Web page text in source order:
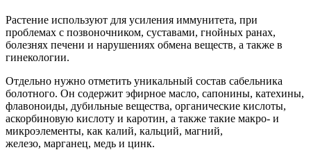
Растение используют для усиления иммунитета, при
проблемах с позвоночником, суставами, гнойных ранах,
болезнях печени и нарушениях обмена веществ, а также в
гинекологии.
Отдельно нужно отметить уникальный состав сабельника
болотного. Он содержит эфирное масло, сапонины, катехины,
флавоноиды, дубильные вещества, органические кислоты,
аскорбиновую кислоту и каротин, а также такие макро- и
микроэлементы, как калий, кальций, магний,
железо, марганец, медь и цинк.